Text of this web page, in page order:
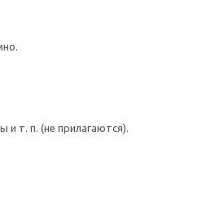
т. п. (не прилагаются).